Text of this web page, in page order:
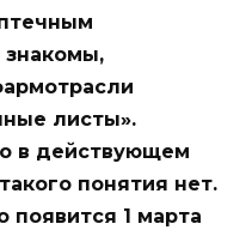
листы».
в действующем
понятия нет.
появится 1 марта